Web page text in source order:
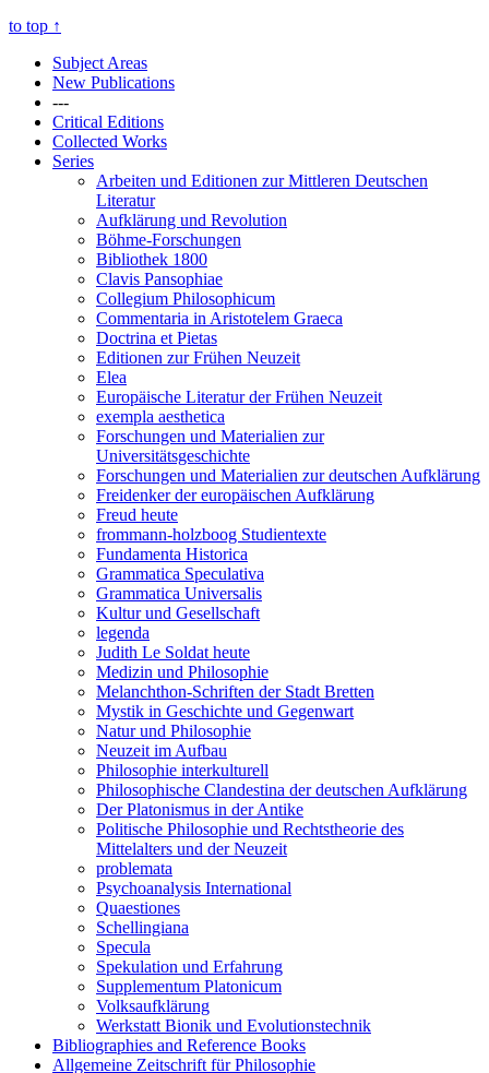
to top ↑
Subject Areas
New Publications
---
Critical Editions
Collected Works
Series
Arbeiten und Editionen zur Mittleren Deutschen
Literatur
Aufklärung und Revolution
Böhme-Forschungen
Bibliothek 1800
Clavis Pansophiae
Collegium Philosophicum
Commentaria in Aristotelem Graeca
Doctrina et Pietas
Editionen zur Frühen Neuzeit
Elea
Europäische Literatur der Frühen Neuzeit
exempla aesthetica
Forschungen und Materialien zur
Universitätsgeschichte
Forschungen und Materialien zur deutschen Aufklärung
Freidenker der europäischen Aufklärung
Freud heute
frommann-holzboog Studientexte
Fundamenta Historica
Grammatica Speculativa
Grammatica Universalis
Kultur und Gesellschaft
legenda
Judith Le Soldat heute
Medizin und Philosophie
Melanchthon-Schriften der Stadt Bretten
Mystik in Geschichte und Gegenwart
Natur und Philosophie
Neuzeit im Aufbau
Philosophie interkulturell
Philosophische Clandestina der deutschen Aufklärung
Der Platonismus in der Antike
Politische Philosophie und Rechtstheorie des
Mittelalters und der Neuzeit
problemata
Psychoanalysis International
Quaestiones
Schellingiana
Specula
Spekulation und Erfahrung
Supplementum Platonicum
Volksaufklärung
Werkstatt Bionik und Evolutionstechnik
Bibliographies and Reference Books
Allgemeine Zeitschrift für Philosophie